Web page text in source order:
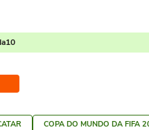
COPA DO MUNDO DA FIFA